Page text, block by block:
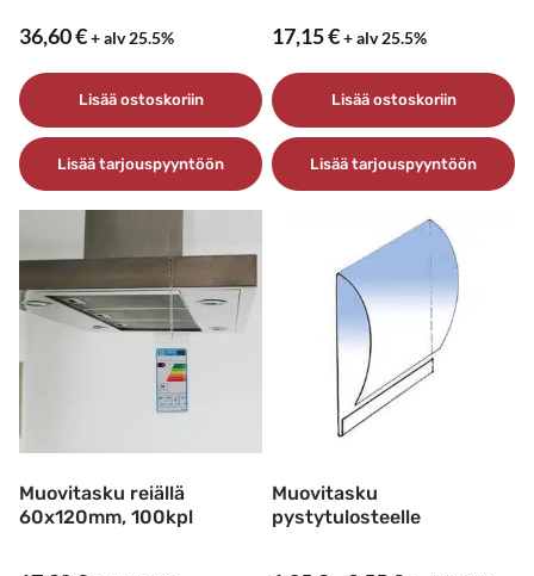
36,60€+ alv 25.5%
Lisää ostoskoriin
Lisää tarjouspyyntöön
17,15€+ alv 25.5%
Lisää ostoskoriin
Lisää tarjouspyyntöön
Muovitasku reiällä
60x120mm, 100kpl
Muovitasku
pystytulosteelle